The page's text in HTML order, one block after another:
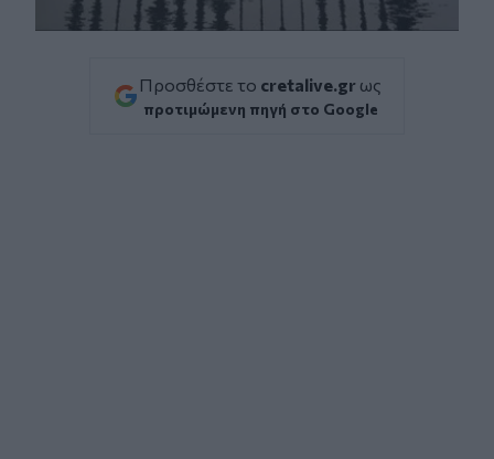
Προσθέστε το cretalive.gr ως
προτιμώμενη πηγή στο Google